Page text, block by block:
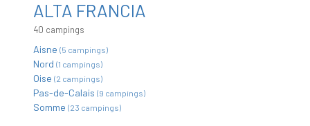
ALTA FRANCIA
40 campings
Aisne (5 campings)
Nord (1 campings)
Oise (2 campings)
Pas-de-Calais (9 campings)
Somme (23 campings)